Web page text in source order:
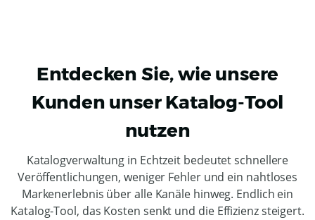
Entdecken Sie, wie unsere
Kunden unser Katalog-Tool
nutzen
Katalogverwaltung in Echtzeit bedeutet schnellere
Veröffentlichungen, weniger Fehler und ein nahtloses
Markenerlebnis über alle Kanäle hinweg. Endlich ein
Katalog-Tool, das Kosten senkt und die Effizienz steigert.